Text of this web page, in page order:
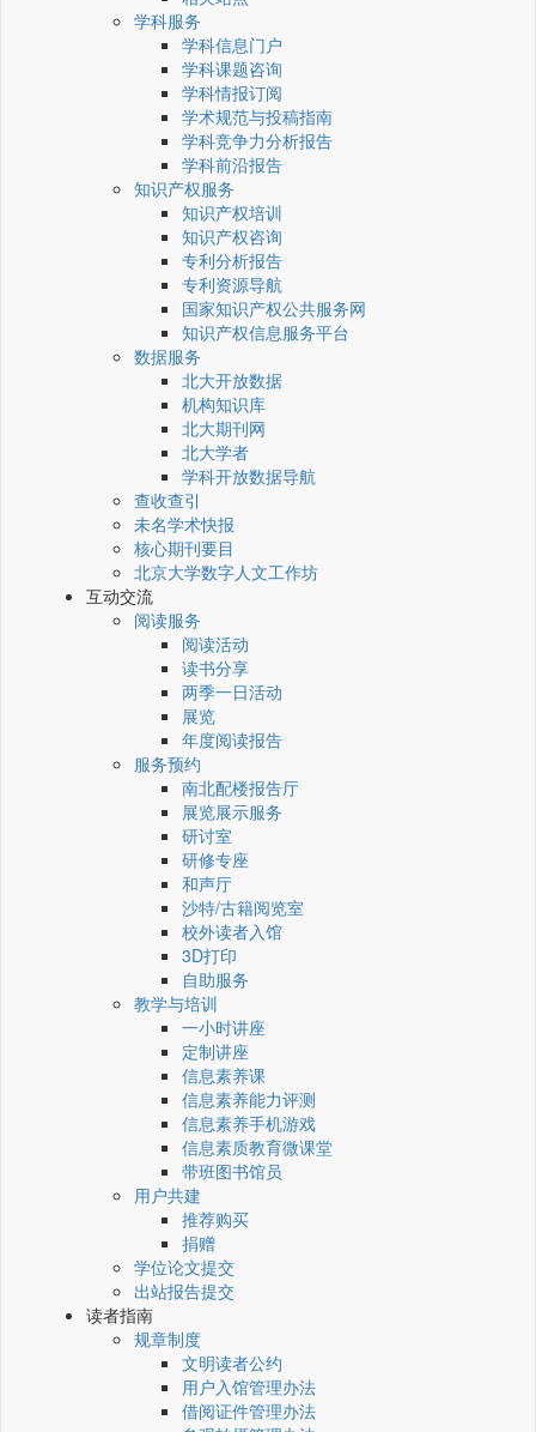
学科服务
学科信息门户
学科课题咨询
学科情报订阅
学术规范与投稿指南
学科竞争力分析报告
学科前沿报告
知识产权服务
知识产权培训
知识产权咨询
专利分析报告
专利资源导航
国家知识产权公共服务网
知识产权信息服务平台
数据服务
北大开放数据
机构知识库
北大期刊网
北大学者
学科开放数据导航
查收查引
未名学术快报
核心期刊要目
北京大学数字人文工作坊
互动交流
阅读服务
阅读活动
读书分享
两季一日活动
展览
年度阅读报告
服务预约
南北配楼报告厅
展览展示服务
研讨室
研修专座
和声厅
沙特/古籍阅览室
校外读者入馆
3D打印
自助服务
教学与培训
一小时讲座
定制讲座
信息素养课
信息素养能力评测
信息素养手机游戏
信息素质教育微课堂
带班图书馆员
用户共建
推荐购买
捐赠
学位论文提交
出站报告提交
读者指南
规章制度
文明读者公约
用户入馆管理办法
借阅证件管理办法